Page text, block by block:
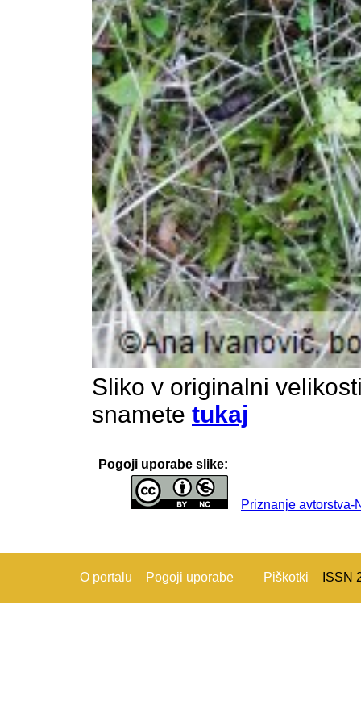
Sliko v originalni
snamete tukaj
Pogoji uporabe slike:
Priznanje avtorstva-
O portalu Pogoji uporabe Piškotki ISSN